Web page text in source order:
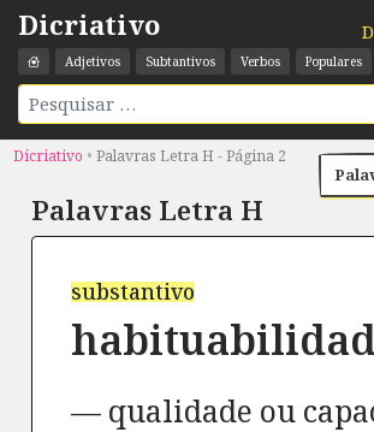
Dicriativo
Adjetivos Subtantivos Verbos Populares
Dicriativo • Palavras Letra H - Página 2
Palavras Letra H
substantivo
qualidade ou